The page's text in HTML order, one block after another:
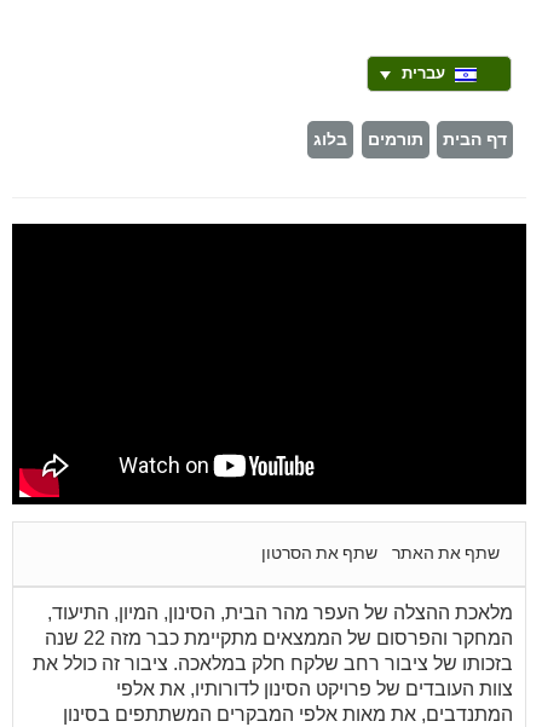
עברית
דף הבית תורמים בלוג
שתף את האתר שתף את הסרטון
מלאכת ההצלה של העפר מהר הבית, הסינון, המיון, התיעוד,
המחקר והפרסום של הממצאים מתקיימת כבר מזה 22 שנה
בזכותו של ציבור רחב שלקח חלק במלאכה. ציבור זה כולל את
צוות העובדים של פרויקט הסינון לדורותיו, את אלפי
המתנדבים, את מאות אלפי המבקרים המשתתפים בסינון